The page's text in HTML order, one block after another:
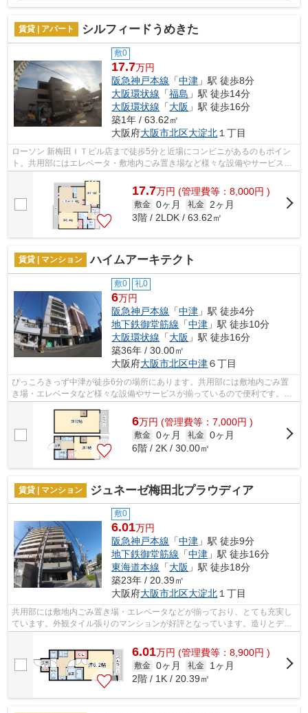
賃貸 | アパート シルフィードうめきた
敷0
17.7万円
阪急神戸本線 「中津 」駅 徒歩8分
大阪環状線 「福島 」駅 徒歩14分
大阪環状線 「大阪 」駅 徒歩16分
築1年 / 63.62㎡
大阪府大阪市北区大淀北 １丁目
ローソン 新梅田ＩＴビル店まで徒歩5分と近場にコンビニがあるのもポイン
ト。共用部にはエレベータ・敷地内ごみ置き場など様々な設備やサービスが
揃っているので便利です。最上階の物...
17.7万円 (管理費等：8,000円 )
敷金 0ヶ月 礼金 2ヶ月
3階 / 2LDK / 63.62㎡
賃貸 | マンション ハイムアーキテクト
敷0 礼0
6万円
阪急神戸本線 「中津 」駅 徒歩4分
地下鉄御堂筋線 「中津 」駅 徒歩10分
大阪環状線 「大阪 」駅 徒歩16分
築36年 / 30.00㎡
大阪府大阪市北区中津６丁目
ぴっころきっず中津が徒歩6分の場所にあります。共用部には敷地内ごみ置
き場・エレベータなど様々な設備やサービスが揃っているので便利です。2
駅利用可能な物件なので、用途や行き先...
6万円 (管理費等：7,000円 )
敷金 0ヶ月 礼金 0ヶ月
6階 / 2K / 30.00㎡
賃貸 | マンション ジュネーゼ梅田北プラウディア
敷0
6.01万円
阪急神戸本線 「中津 」駅 徒歩9分
地下鉄御堂筋線 「中津 」駅 徒歩16分
東海道本線 「大阪 」駅 徒歩18分
築23年 / 20.39㎡
大阪府大阪市北区大淀北１丁目
共用部には敷地内ごみ置き場・エレベータなどが揃っており、とても充実し
ています。外観タイル張りのマンションが好評となっています。造りとデザ
6.01万円 (管理費等：8,900円 )
敷金 0ヶ月 礼金
1ヶ月
2階 / 1K / 20.39㎡